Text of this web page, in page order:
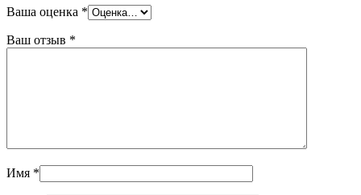
Ваша оценка *
Ваш отзыв *
Имя *